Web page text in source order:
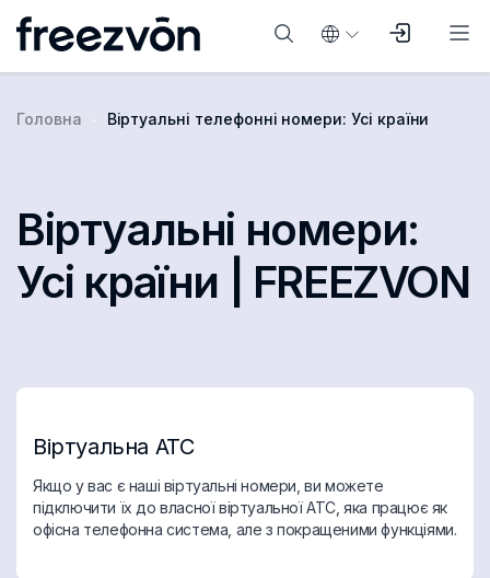
Головна Віртуальні телефонні номери: Усі країни
Віртуальні номери:
Усі країни | FREEZVON
Віртуальна АТС
Якщо у вас є наші віртуальні номери, ви можете
підключити їх до власної віртуальної АТС, яка працює як
офісна телефонна система, але з покращеними функціями.